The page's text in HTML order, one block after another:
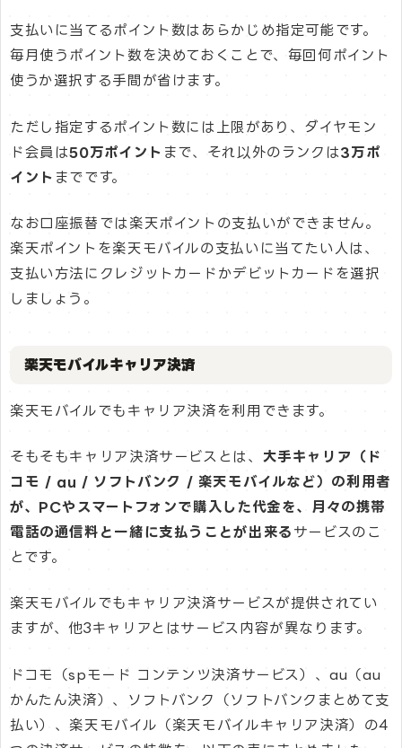
支払いに当てるポイント数はあらかじめ指定可能です。
毎月使うポイント数を決めておくことで、毎回何ポイント
使うか選択する手間が省けます。
ただし指定するポイント数には上限があり、ダイヤモン
ド会員は50万ポイント まで、それ以外のランクは3万ポ
イント までです。
なお口座振替では楽天ポイントの支払いができません。
楽天ポイントを楽天モバイルの支払いに当てたい人は、
支払い方法にクレジットカードかデビットカードを選択
しましょう。
楽天モバイルキャリア決済
楽天モバイルでもキャリア決済を利用できます。
そもそもキャリア決済サービスとは、 大手キャリア（ド
コモ / au / ソフトバンク / 楽天モバイルなど）の利用者
が、PCやスマートフォンで購入した代金を、月々の携帯
電話の通信料と一緒に支払うことが出来る サービスのこ
とです。
楽天モバイルでもキャリア決済サービスが提供されてい
ますが、他3キャリアとはサービス内容が異なります。
ドコモ（spモード コンテンツ決済サービス）、au（au
かんたん決済）、ソフトバンク（ソフトバンクまとめて支
払い）、楽天モバイル（楽天モバイルキャリア決済）の4